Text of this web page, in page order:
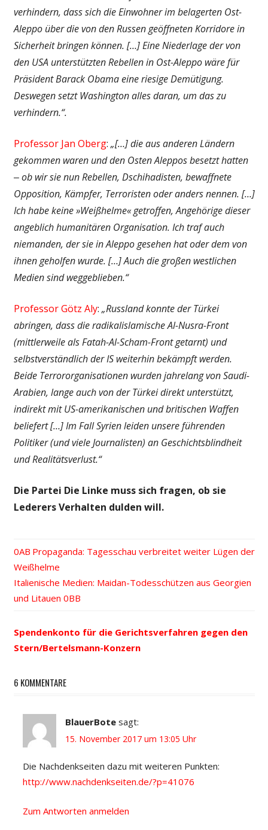
verhindern, dass sich die Einwohner im belagerten Ost-
Aleppo über die von den Russen geöffneten Korridore in
Sicherheit bringen können. […] Eine Niederlage der von
den USA unterstützten Rebellen in Ost-Aleppo wäre für
Präsident Barack Obama eine riesige Demütigung.
Deswegen setzt Washington alles daran, um das zu
verhindern.“.
Professor Jan Oberg: „[…] die aus anderen Ländern
gekommen waren und den Osten Aleppos besetzt hatten
‒ ob wir sie nun Rebellen, Dschihadisten, bewaffnete
Opposition, Kämpfer, Terroristen oder anders nennen. […]
Ich habe keine »Weißhelme« getroffen, Angehörige dieser
angeblich humanitären Organisation. Ich traf auch
niemanden, der sie in Aleppo gesehen hat oder dem von
ihnen geholfen wurde. […] Auch die großen westlichen
Medien sind weggeblieben.“
Professor Götz Aly: „Russland konnte der Türkei
abringen, dass die radikalislamische Al-Nusra-Front
(mittlerweile als Fatah-Al-Scham-Front getarnt) und
selbstverständlich der IS weiterhin bekämpft werden.
Beide Terrororganisationen wurden jahrelang von Saudi-
Arabien, lange auch von der Türkei direkt unterstützt,
indirekt mit US-amerikanischen und britischen Waffen
beliefert […] Im Fall Syrien leiden unsere führenden
Politiker (und viele Journalisten) an Geschichtsblindheit
und Realitätsverlust.“
Die Partei Die Linke muss sich fragen, ob sie
Lederers Verhalten dulden will.
Beitrags-
Navigation
Vorheriger
Beitrag:
Propaganda: Tagesschau verbreitet weiter Lügen der
Weißhelme
Nächster
Beitrag:
Italienische Medien: Maidan-Todesschützen aus Georgien
und Litauen
Spendenkonto für die Gerichtsverfahren gegen den
Stern/Bertelsmann-Konzern
6 KOMMENTARE
BlauerBote sagt:
15. November 2017 um 13:05 Uhr
Die Nachdenkseiten dazu mit weiteren Punkten:
http://www.nachdenkseiten.de/?p=41076
Zum Antworten anmelden